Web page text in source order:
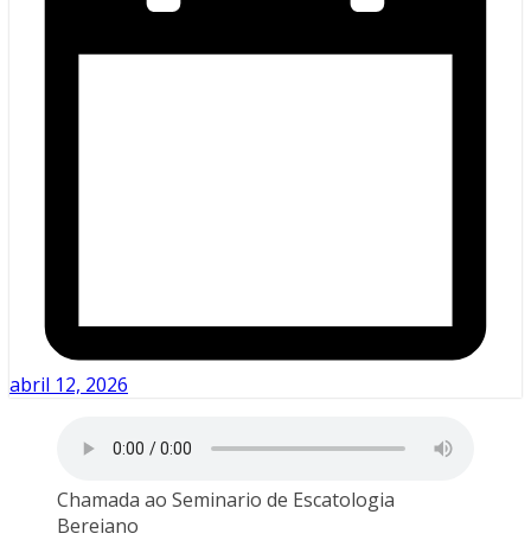
abril 12, 2026
Chamada ao Seminario de Escatologia
Bereiano